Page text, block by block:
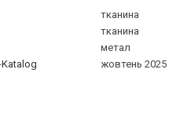
тканина
тканина
метал
жовтень 2025